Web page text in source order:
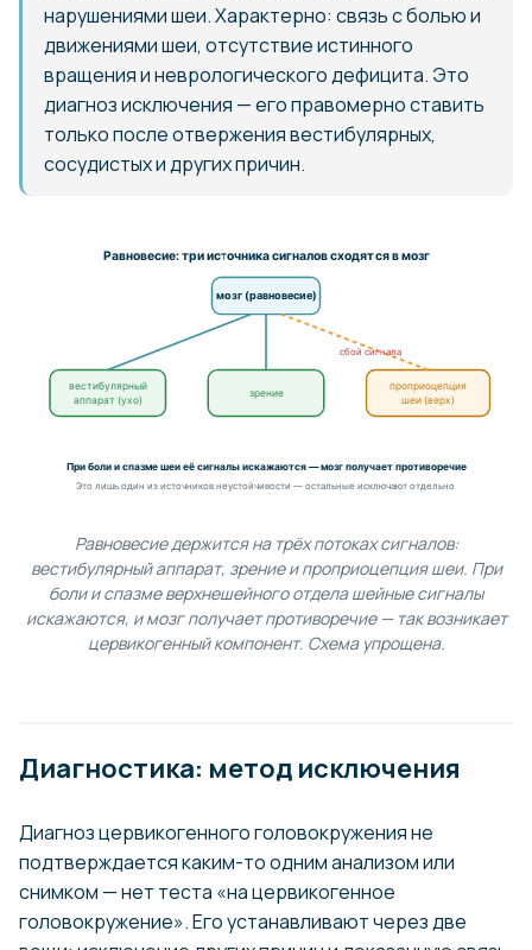
нарушениями шеи. Характерно: связь с болью и
движениями шеи, отсутствие истинного
вращения и неврологического дефицита. Это
диагноз исключения — его правомерно ставить
только после отвержения вестибулярных,
сосудистых и других причин.
Равновесие: три источника сигналов сходятся в мозг
мозг (равновесие)
вестибулярный
аппарат (ухо)
зрение
проприоцепция
шеи (верх)
сбой сигнала
При боли и спазме шеи её сигналы искажаются — мозг получает противоречие
Это лишь один из источников неустойчивости — остальные исключают отдельно
Равновесие держится на трёх потоках сигналов:
вестибулярный аппарат, зрение и проприоцепция шеи. При
боли и спазме верхнешейного отдела шейные сигналы
искажаются, и мозг получает противоречие — так возникает
цервикогенный компонент. Схема упрощена.
Диагностика: метод исключения
Диагноз цервикогенного головокружения не
подтверждается каким-то одним анализом или
снимком — нет теста «на цервикогенное
головокружение». Его устанавливают через две